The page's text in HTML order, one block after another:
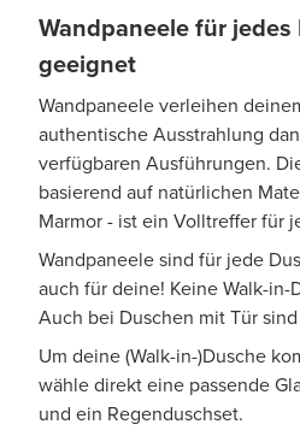
Wandpaneele für
geeignet
Wandpaneele verleihen
authentische Ausstrahlung
verfügbaren Ausführungen.
basierend auf natürlichen
Marmor - ist ein Volltreffer für
Wandpaneele sind für jede
auch für deine! Keine Walk-in-
Auch bei Duschen mit Tür
Um deine (Walk-in-)Dusche
wähle direkt eine passende
und ein Regenduschset.